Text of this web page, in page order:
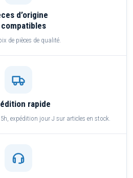
d’origine
de pièces de qualité.
rapide
expédition jour J sur articles en stock.